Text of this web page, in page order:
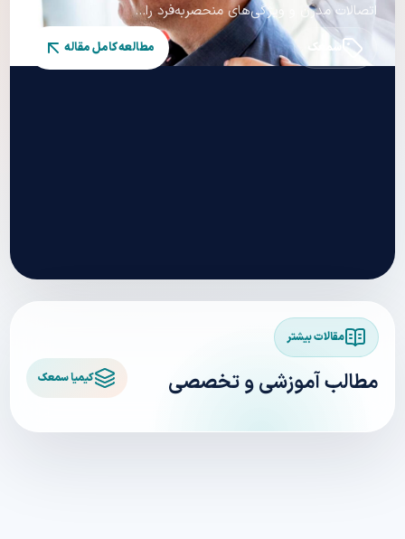
اتصالات مدرن و ویژگی‌های منحصر‌به‌فرد را...
سمعک مطالعه کامل مقاله
مقالات بیشتر
مطالب آموزشی و تخصصی کیمیا سمعک